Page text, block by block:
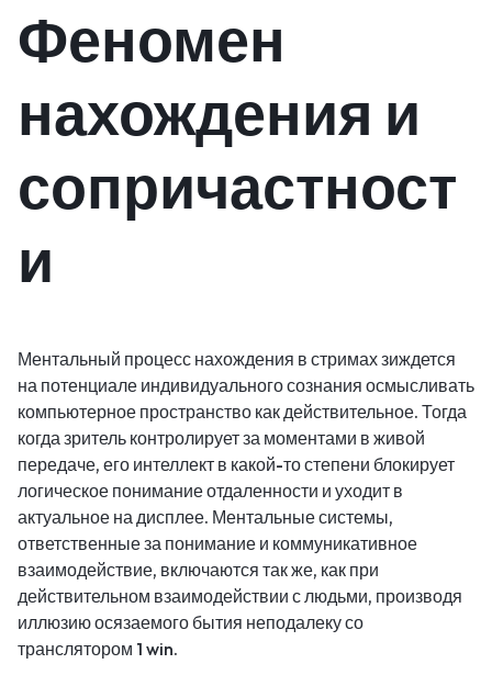
Феномен
нахождения и
сопричастност
и
Ментальный процесс нахождения в стримах зиждется
на потенциале индивидуального сознания осмысливать
компьютерное пространство как действительное. Тогда
когда зритель контролирует за моментами в живой
передаче, его интеллект в какой-то степени блокирует
логическое понимание отдаленности и уходит в
актуальное на дисплее. Ментальные системы,
ответственные за понимание и коммуникативное
взаимодействие, включаются так же, как при
действительном взаимодействии с людьми, производя
иллюзию осязаемого бытия неподалеку со
транслятором 1 win.